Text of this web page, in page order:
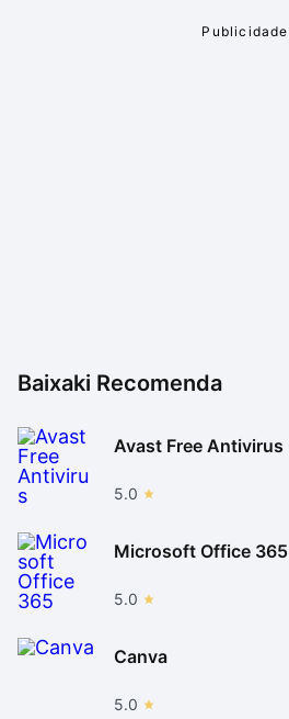
Baixaki Recomenda
Avast Free Antivirus
5.0
Microsoft Office 365
5.0
Canva
5.0